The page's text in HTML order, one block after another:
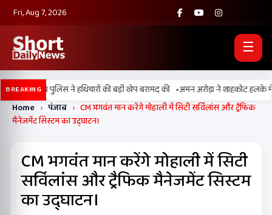
Fri, Aug 7, 2026
☰
BREAKING
और पंजाब पुलिस ने हथियारों की बड़ी खेप बरामद की •अमन अरोड़ा ने शाहकोट हलके में
Home › पंजाब › CM भगवंत मान करेंगे मोहाली में सिटी सर्विलांस और ट्रैफिक
मैनेजमेंट सिस्टम का उद्घाटन।
CM भगवंत मान करेंगे मोहाली में सिटी
सर्विलांस और ट्रैफिक मैनेजमेंट सिस्टम
का उद्घाटन।